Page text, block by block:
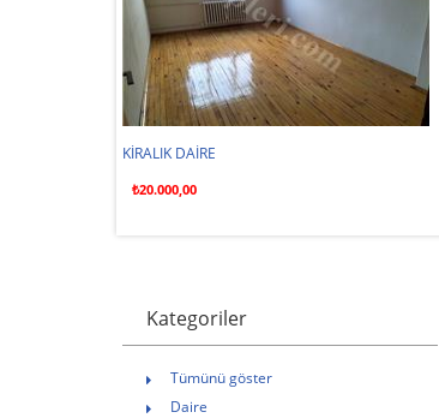
KİRALIK DAİRE
₺20.000,00
Kategoriler
Tümünü göster
Daire